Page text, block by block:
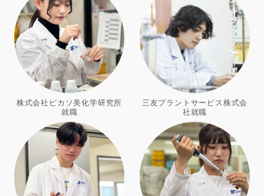
株式会社ピカソ美化学研究所
就職
三友プラントサービス株式会
社就職